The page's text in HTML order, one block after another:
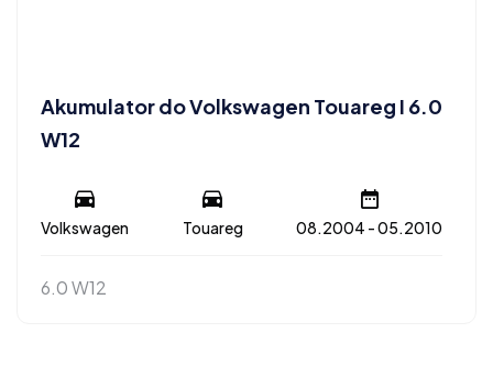
Akumulator do Volkswagen Touareg I 6.0
W12
Volkswagen Touareg 08.2004 - 05.2010
6.0 W12